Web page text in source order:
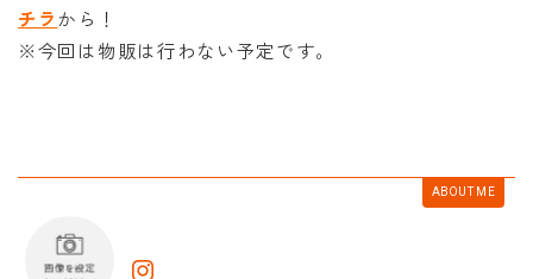
チラから！
※今回は物販は行わない予定です。
ABOUT ME